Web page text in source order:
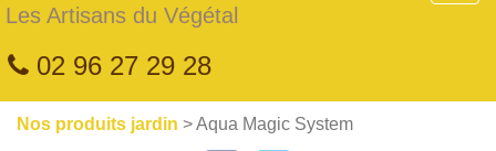
Les Artisans du Végétal
02 96 27 29 28
Nos produits jardin > Aqua Magic System